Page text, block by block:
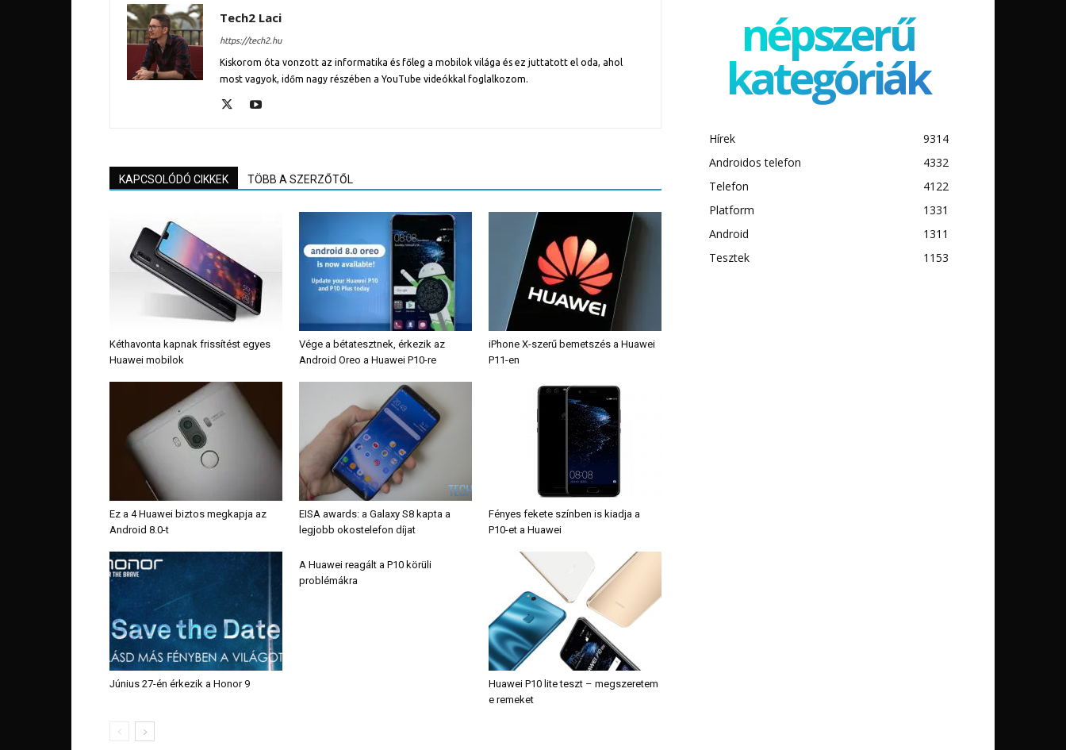
Tech2 Laci
https://tech2.hu
Kiskorom óta vonzott az informatika és főleg a mobilok világa és ez juttatott el oda, ahol
most vagyok, időm nagy részében a YouTube videókkal foglalkozom.
KAPCSOLÓDÓ CIKKEK TÖBB A SZERZŐTŐL
Kéthavonta kapnak frissítést egyes
Huawei mobilok
Vége a bétatesztnek, érkezik az
Android Oreo a Huawei P10-re
iPhone X-szerű bemetszés a Huawei
P11-en
Ez a 4 Huawei biztos megkapja az
Android 8.0-t
EISA awards: a Galaxy S8 kapta a
legjobb okostelefon díjat
Fényes fekete színben is kiadja a
P10-et a Huawei
Június 27-én érkezik a Honor 9
A Huawei reagált a P10 körüli
problémákra
Huawei P10 lite teszt – megszeretem
e remeket
népszerű
kategóriák
Hírek
9314
Androidos telefon
4332
Telefon
4122
Platform
1331
Android
1311
Tesztek
1153